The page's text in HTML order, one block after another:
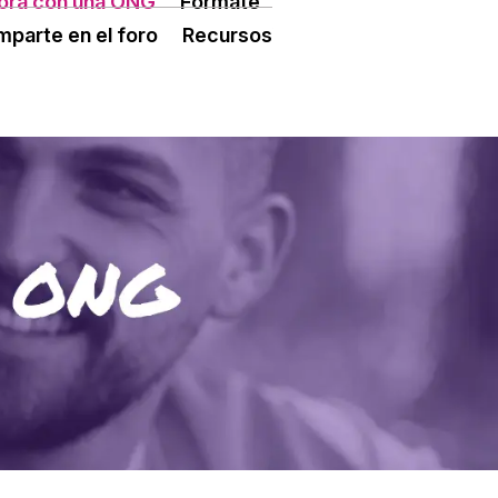
TERCER SECTOR CONECTA IA
en el foro
Recursos
SUPORT TERCER SECTOR